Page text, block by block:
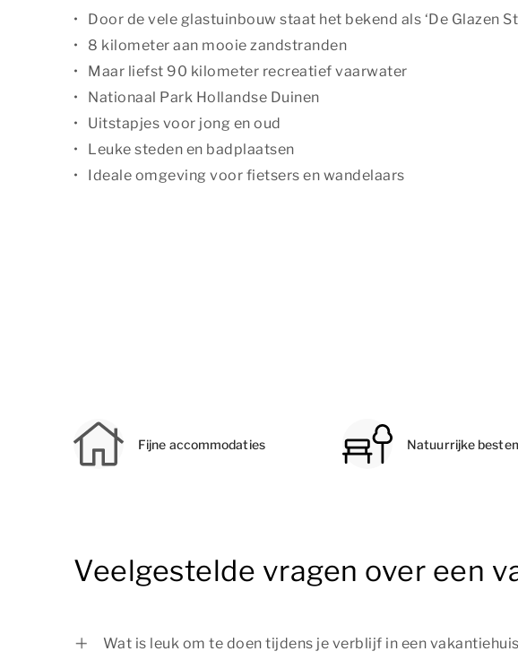
Door de vele glastuinbouw staat het bekend als ‘De Glazen
8 kilometer aan mooie zandstranden
Maar liefst 90 kilometer recreatief vaarwater
Nationaal Park Hollandse Duinen
Uitstapjes voor jong en oud
Leuke steden en badplaatsen
Ideale omgeving voor fietsers en wandelaars
Fijne accommodaties Natuurrijke
Veelgestelde vragen over een
Wat is leuk om te doen tijdens je verblijf in een